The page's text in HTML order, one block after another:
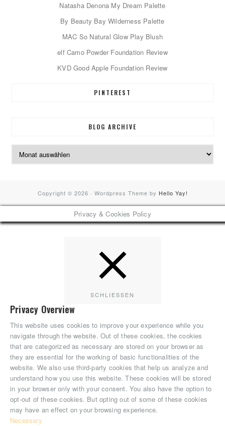
Natasha Denona My Dream Palette
By Beauty Bay Wilderness Palette
MAC So Natural Glow Play Blush
elf Camo Powder Foundation Review
KVD Good Apple Foundation Review
PINTEREST
BLOG ARCHIVE
Blog
Archive
Copyright © 2026 · Wordpress Theme by Hello Yay!
Privacy & Cookies Policy
SCHLIESSEN
Privacy Overview
This website uses cookies to improve your experience while you
navigate through the website. Out of these cookies, the cookies
that are categorized as necessary are stored on your browser as
they are essential for the working of basic functionalities of the
website. We also use third-party cookies that help us analyze and
understand how you use this website. These cookies will be stored
in your browser only with your consent. You also have the option to
opt-out of these cookies. But opting out of some of these cookies
may have an effect on your browsing experience.
Necessary